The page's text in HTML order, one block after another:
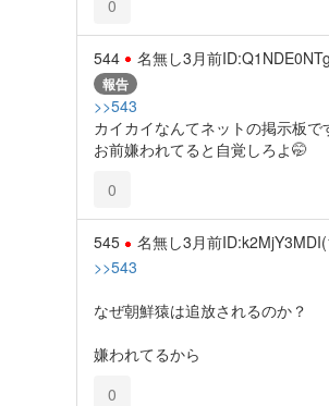
0
544 名無し3月前
報告
>>543
カイカイなんてネットの掲示板で
お前嫌われてると自覚しろよ🤭
0
545 名無し3月前
>>543
なぜ朝鮮猿は追放されるのか？
嫌われてるから
0